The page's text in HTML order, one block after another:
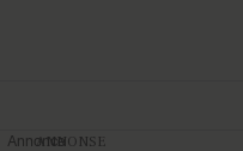
Annonce